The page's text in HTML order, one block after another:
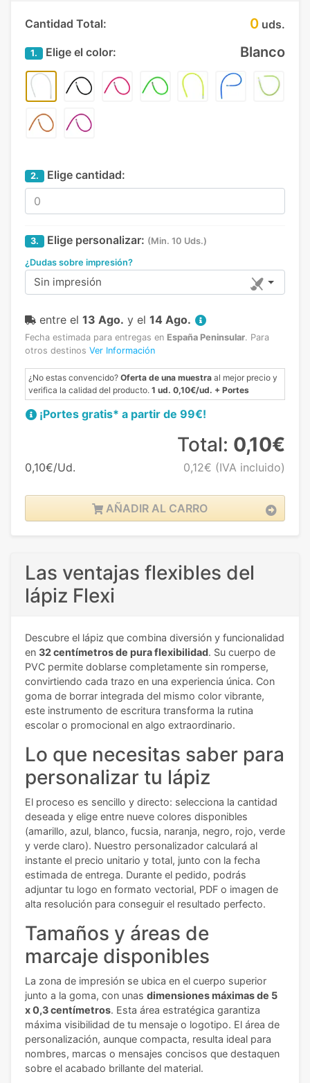
Cantidad Total: 0 uds.
1. Elige el color: Blanco
2. Elige cantidad:
3. Elige personalizar: (Min. 10 Uds.)
¿Dudas sobre impresión?
Sin impresión
entre el 13 Ago. y el 14 Ago.
Fecha estimada para entregas en España Peninsular. Para
otros destinos Ver Información
¿No estas convencido? Oferta de una muestra al mejor precio y
verifica la calidad del producto. 1 ud. 0,10€/ud. + Portes
¡Portes gratis* a partir de 99€!
0,10€/Ud.
Total: 0,10€
0,12€ (IVA incluido)
AÑADIR AL CARRO
Las ventajas flexibles del
lápiz Flexi
Descubre el lápiz que combina diversión y funcionalidad
en 32 centímetros de pura flexibilidad. Su cuerpo de
PVC permite doblarse completamente sin romperse,
convirtiendo cada trazo en una experiencia única. Con
goma de borrar integrada del mismo color vibrante,
este instrumento de escritura transforma la rutina
escolar o promocional en algo extraordinario.
Lo que necesitas saber para
personalizar tu lápiz
El proceso es sencillo y directo: selecciona la cantidad
deseada y elige entre nueve colores disponibles
(amarillo, azul, blanco, fucsia, naranja, negro, rojo, verde
y verde claro). Nuestro personalizador calculará al
instante el precio unitario y total, junto con la fecha
estimada de entrega. Durante el pedido, podrás
adjuntar tu logo en formato vectorial, PDF o imagen de
alta resolución para conseguir el resultado perfecto.
Tamaños y áreas de
marcaje disponibles
La zona de impresión se ubica en el cuerpo superior
junto a la goma, con unas dimensiones máximas de 5
x 0,3 centímetros. Esta área estratégica garantiza
máxima visibilidad de tu mensaje o logotipo. El área de
personalización, aunque compacta, resulta ideal para
nombres, marcas o mensajes concisos que destaquen
sobre el acabado brillante del material.